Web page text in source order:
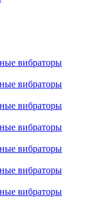
вибраторы
вибраторы
вибраторы
вибраторы
вибраторы
вибраторы
вибраторы